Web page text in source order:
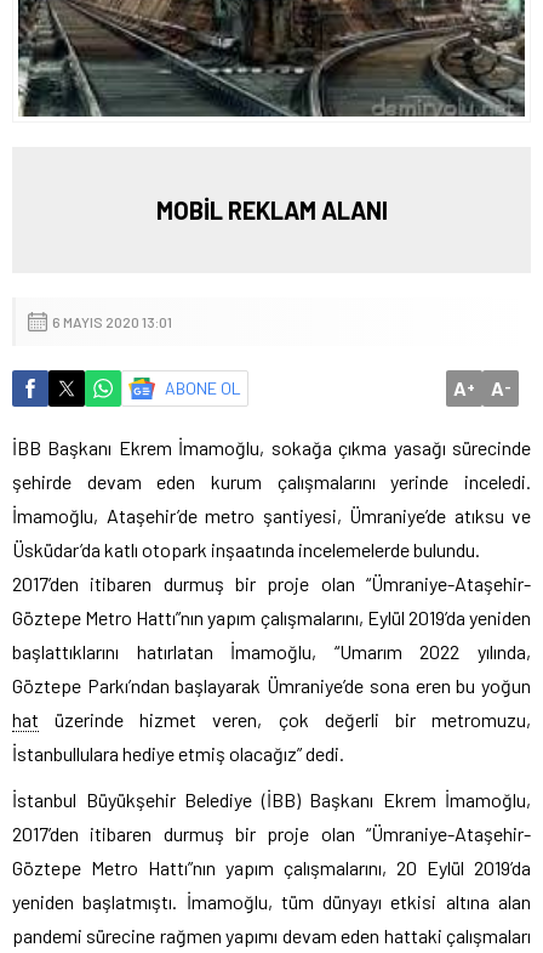
MOBİL REKLAM ALANI
6 MAYIS 2020 13:01
ABONE OL A+ A-
İBB Başkanı Ekrem İmamoğlu, sokağa çıkma yasağı sürecinde
şehirde devam eden kurum çalışmalarını yerinde inceledi.
İmamoğlu, Ataşehir’de metro şantiyesi, Ümraniye’de atıksu ve
Üsküdar’da katlı otopark inşaatında incelemelerde bulundu.
2017’den itibaren durmuş bir proje olan “Ümraniye-Ataşehir-
Göztepe Metro Hattı”nın yapım çalışmalarını, Eylül 2019’da yeniden
başlattıklarını hatırlatan İmamoğlu, “Umarım 2022 yılında,
Göztepe Parkı’ndan başlayarak Ümraniye’de sona eren bu yoğun
hat üzerinde hizmet veren, çok değerli bir metromuzu,
İstanbullulara hediye etmiş olacağız” dedi.
İstanbul Büyükşehir Belediye (İBB) Başkanı Ekrem İmamoğlu,
2017’den itibaren durmuş bir proje olan “Ümraniye-Ataşehir-
Göztepe Metro Hattı”nın yapım çalışmalarını, 20 Eylül 2019’da
yeniden başlatmıştı. İmamoğlu, tüm dünyayı etkisi altına alan
pandemi sürecine rağmen yapımı devam eden hattaki çalışmaları